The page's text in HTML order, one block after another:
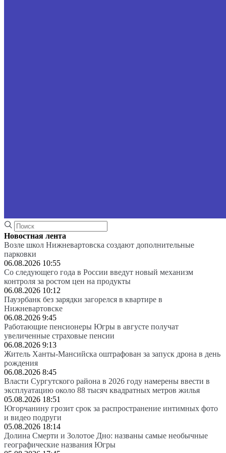
Новостная лента
Возле школ Нижневартовска создают дополнительные
парковки
06.08.2026 10:55
Со следующего года в России введут новый механизм
контроля за ростом цен на продукты
06.08.2026 10:12
Пауэрбанк без зарядки загорелся в квартире в
Нижневартовске
06.08.2026 9:45
Работающие пенсионеры Югры в августе получат
увеличенные страховые пенсии
06.08.2026 9:13
Житель Ханты-Мансийска оштрафован за запуск дрона в день
рождения
06.08.2026 8:45
Власти Сургутского района в 2026 году намерены ввести в
эксплуатацию около 88 тысяч квадратных метров жилья
05.08.2026 18:51
Югорчанину грозит срок за распространение интимных фото
и видео подруги
05.08.2026 18:14
Долина Смерти и Золотое Дно: названы самые необычные
географические названия Югры